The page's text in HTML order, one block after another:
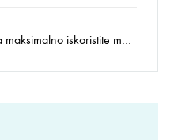
Odlični načini da maksimalno iskoristite male prostore